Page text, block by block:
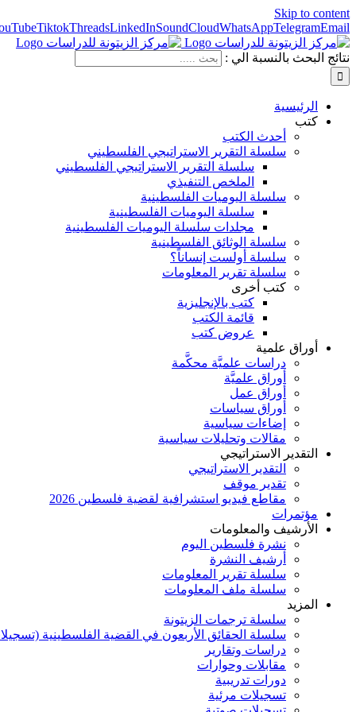
Skip to content
TiktokThreadsLinkedInSoundCloudWhatsAppTelegramEmail
نتائج البحث بالنسبة الي :
الرئيسية
كتب
أحدث الكتب
سلسلة التقرير الاستراتيجي الفلسطيني
سلسلة التقرير الاستراتيجي الفلسطيني
الملخص التنفيذي
سلسلة اليوميات الفلسطينية
سلسلة اليوميات الفلسطينية
مجلدات سلسلة اليوميات الفلسطينية
سلسلة الوثائق الفلسطينية
سلسلة أولست إنساناً؟
سلسلة تقرير المعلومات
كتب أخرى
كتب بالإنجليزية
قائمة الكتب
عروض كتب
أوراق علمية
دراسات علميَّة محكَّمة
أوراق علميَّة
أوراق عمل
أوراق سياسات
إضاءات سياسية
مقالات وتحليلات سياسية
التقدير الاستراتيجي
التقدير الاستراتيجي
تقدير موقف
مقاطع فيديو استشرافية لقضية فلسطين 2026
مؤتمرات
الأرشيف والمعلومات
نشرة فلسطين اليوم
أرشيف النشرة
سلسلة تقرير المعلومات
سلسلة ملف المعلومات
المزيد
سلسلة ترجمات الزيتونة
سلسلة الحقائق الأربعون في القضية الفلسطينية
دراسات وتقارير
مقابلات وحوارات
دورات تدريبية
تسجيلات مرئية